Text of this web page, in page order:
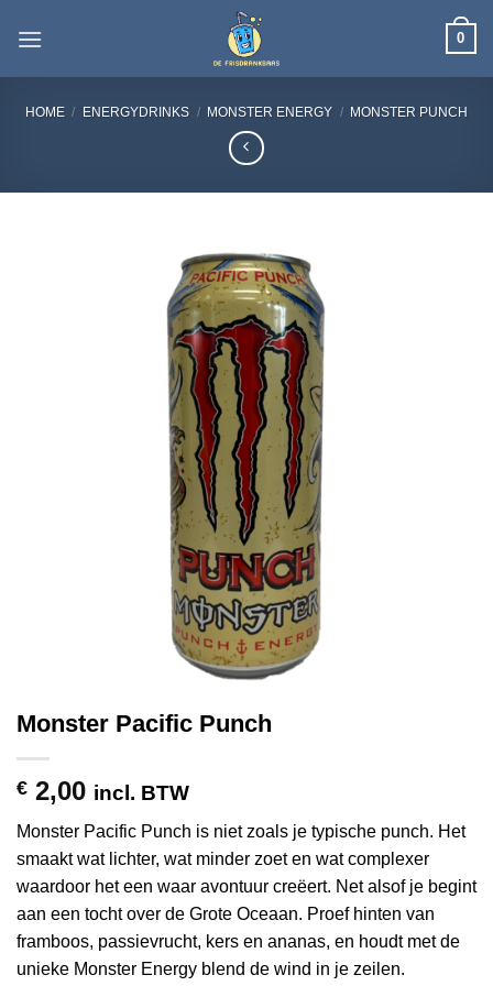
naar
0
HOME / ENERGYDRINKS / MONSTER ENERGY / MONSTER PUNCH
Monster Pacific Punch
€ 2,00 incl. BTW
Monster Pacific Punch is niet zoals je typische punch. Het
smaakt wat lichter, wat minder zoet en wat complexer
waardoor het een waar avontuur creëert. Net alsof je begint
aan een tocht over de Grote Oceaan. Proef hinten van
framboos, passievrucht, kers en ananas, en houdt met de
unieke Monster Energy blend de wind in je zeilen.